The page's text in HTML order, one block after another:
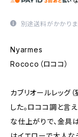
別途送料がかかりま
Nyarmes
Rococo（ロココ）
カブリオールレッグ
した。ロココ調と言
な仕上がりで、金具